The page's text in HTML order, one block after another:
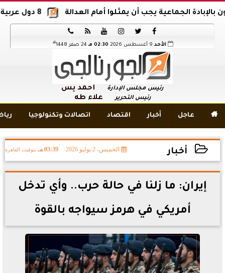
الجماعية يجب أن يمثلوا أمام العدالة






الأحد 02:30 مـ 24 صفر 1448 هـ
رئيس مجلس الإدارة أحمد يس
رئيس التحرير علاء طه
 عاجل أخبار اقتصاد اتصالات وتكنولوجيا
أخبار الخميس، 2 يوليو 2026 03:39 مـ بتوقيت القاهرة
2026-07-02 15:39:58
إيران: ما زلنا في حالة حرب.. وأي تدخل
أمريكي في هرمز سيواجه بالقوة